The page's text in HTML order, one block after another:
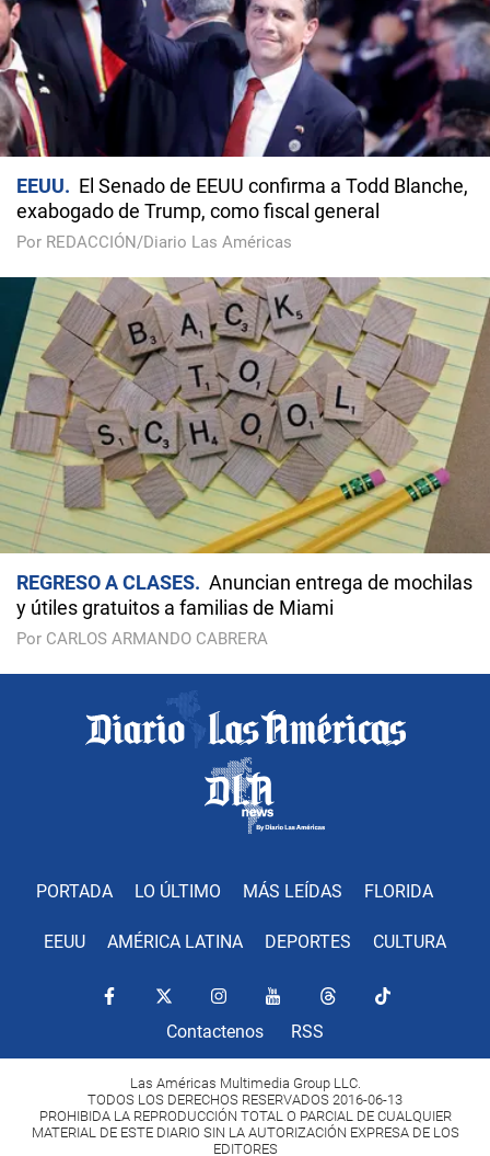
EEUU
El Senado de EEUU confirma a Todd Blanche,
exabogado de Trump, como fiscal general
Por REDACCIÓN/Diario Las Américas
REGRESO A CLASES
Anuncian entrega de mochilas
y útiles gratuitos a familias de Miami
Por CARLOS ARMANDO CABRERA
PORTADA LO ÚLTIMO MÁS LEÍDAS FLORIDA
EEUU AMÉRICA LATINA DEPORTES CULTURA
Contactenos RSS
Las Américas Multimedia Group LLC.
TODOS LOS DERECHOS RESERVADOS 2016-06-13
PROHIBIDA LA REPRODUCCIÓN TOTAL O PARCIAL DE CUALQUIER
MATERIAL DE ESTE DIARIO SIN LA AUTORIZACIÓN EXPRESA DE LOS
EDITORES